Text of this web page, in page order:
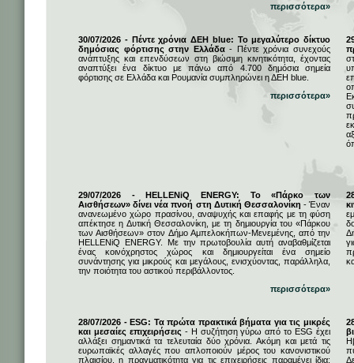
περισσότερα»
30/07/2026 - Πέντε χρόνια ΔΕΗ blue: Το μεγαλύτερο δίκτυο
δημόσιας φόρτισης στην Ελλάδα- Πέντε χρόνια συνεχούς
ανάπτυξης και επενδύσεων στη βιώσιμη κινητικότητα, έχοντας
αναπτύξει ένα δίκτυο με πάνω από 4.700 δημόσια σημεία
φόρτισης σε Ελλάδα και Ρουμανία συμπληρώνει η ΔΕΗ blue.
περισσότερα»
29/07/2026 - HELLENiQ ENERGY: Το «Πάρκο των
Αισθήσεων» δίνει νέα πνοή στη Δυτική Θεσσαλονίκη - Έναν
ανανεωμένο χώρο πρασίνου, αναψυχής και επαφής με τη φύση
απέκτησε η Δυτική Θεσσαλονίκη, με τη δημιουργία του «Πάρκου
των Αισθήσεων» στον Δήμο Αμπελοκήπων-Μενεμένης, από την
HELLENiQ ENERGY. Με την πρωτοβουλία αυτή αναβαθμίζεται
ένας κοινόχρηστος χώρος και δημιουργείται ένα σημείο
συνάντησης για μικρούς και μεγάλους, ενισχύοντας, παράλληλα,
την ποιότητα του αστικού περιβάλλοντος.
περισσότερα»
28/07/2026 - ESG: Τα πρώτα πρακτικά βήματα για τις μικρές
και μεσαίες επιχειρήσεις - Η συζήτηση γύρω από το ESG έχει
αλλάξει σημαντικά τα τελευταία δύο χρόνια. Ακόμη και μετά τις
ευρωπαϊκές αλλαγές που απλοποιούν μέρος του κανονιστικού
πλαισίου, η πραγματικότητα για τις επιχειρήσεις παραμένει ίδια: